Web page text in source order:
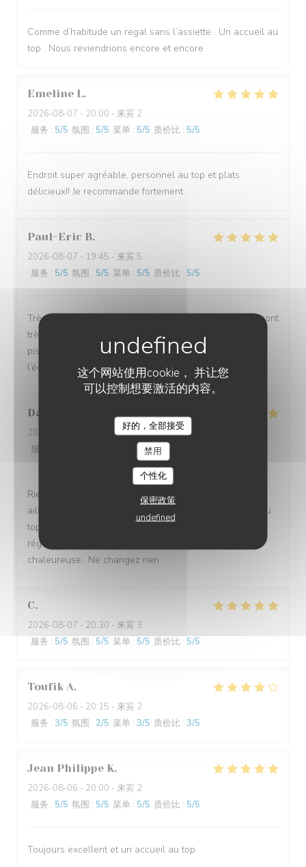
这个网站使用cookie， 并让您
可以控制想要激活的内容。
好的，全部接受
禁用
个性化
保密政策
undefined
Comme d’habitude un regal sans l’assiette . Un accueil au
top . Nous reviendrions encore et encore
Emeline L
2026-08-07 - 20:00 - 来宾 2
服务 : 5/5 氛围 : 5/5 菜单 : 5/5 质价比 : 5/5
Endroit super agréable, personnel au top et plats
délicieux!! Je recommande fortement
Paul-Eric B
2026-08-07 - 19:45 - 来宾 5
服务 : 5/5 氛围 : 5/5 菜单 : 5/5 质价比 : 5/5
Très bon restaurant. Les plats sont parfaits et les prix sont
très abordables. Toutes les tables sont autour de la
piscine. Bravo à Alexandre pour sont accueil et à toute
l’équipe pour le service.
Danielle
2026-08-07
- 20:00 - 来宾 6
服务
/5 质价比
Rien à dire que Parfait ....accueil comme nul part
ailleurs...repas excellent sans fausses notes....service au
top ...je ne manquerai pas une année sans venir me
régaler les papilles et retrouver cette ambiance
chaleureuse.. Ne changez rien
C
2026-08-07 - 20:30 - 来宾 3
服务 : 5/5 氛围 : 5/5 菜单 : 5/5 质价比 : 5/5
Toufik A
2026-08-06 - 20:15 - 来宾 2
服务 : 3/5 氛围 : 2/5 菜单 : 3/5 质价比 : 3/5
Jean Philippe K
2026-08-06 - 20:00 - 来宾 2
服务 : 5/5 氛围 : 5/5 菜单 : 5/5 质价比 : 5/5
Toujours excellent et un accueil au top
LES JARDINS DE SIDI BOU SAÏD